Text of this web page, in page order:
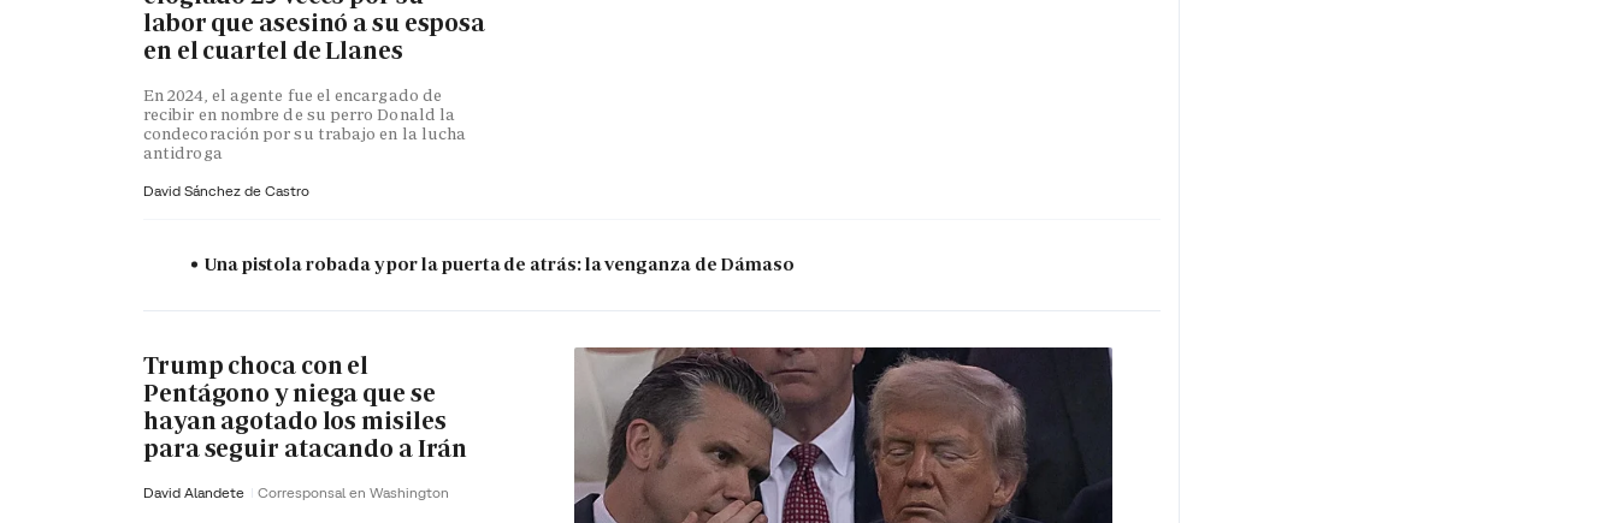
labor que asesinó a su esposa
en el cuartel de Llanes
En 2024, el agente fue el encargado de
recibir en nombre de su perro Donald la
condecoración por su trabajo en la lucha
antidroga
David Sánchez de Castro
Una pistola robada y por la puerta de atrás: la venganza de Dámaso
Trump choca con el
Pentágono y niega que se
hayan agotado los misiles
para seguir atacando a Irán
David Alandete Corresponsal en Washington